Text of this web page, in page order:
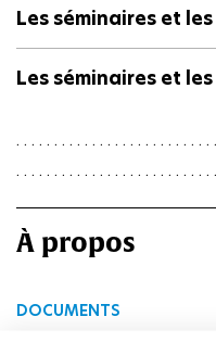
Les séminaires et
Les séminaires et
. . . . . . . . . . . . . . . . . . . . . . . . .
. . . . . . . . . . . . . . . . . . . . . . . . .
À propos
DOCUMENTS